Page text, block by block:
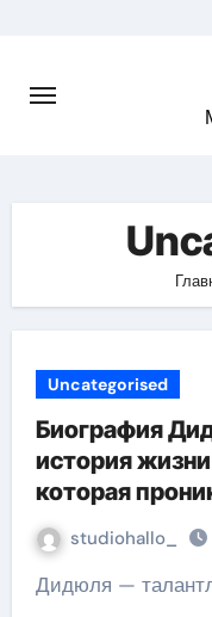
content
Uncategorised
Биография
история
которая
вашего сердца
studiohallo_
Дидюля — талантливый гитарист, композитор и